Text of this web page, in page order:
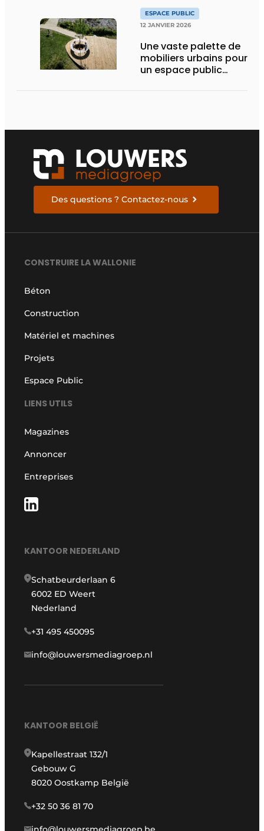
résistance
ESPACE PUBLIC
12 JANVIER 2026
Une vaste palette de
mobiliers urbains pour
un espace public
Des questions ? Contactez-nous
CONSTRUIRE LA WALLONIE
Béton
Construction
Matériel et machines
Projets
Espace Public
LIENS UTILS
Magazines
Annoncer
Entreprises
KANTOOR NEDERLAND
Schatbeurderlaan 6
6002 ED Weert
Nederland
+31 495 450095
info@louwersmediagroep.nl
KANTOOR BELGIË
Kapellestraat 132/1
Gebouw G
8020 Oostkamp België
+32 50 36 81 70